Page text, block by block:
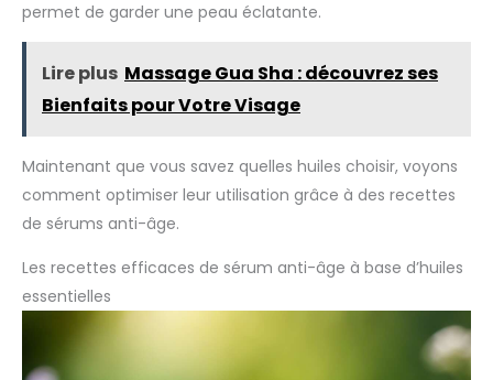
permet de garder une peau éclatante.
Lire plus Massage Gua Sha : découvrez ses
Bienfaits pour Votre Visage
Maintenant que vous savez quelles huiles choisir, voyons
comment optimiser leur utilisation grâce à des recettes
de sérums anti-âge.
Les recettes efficaces de sérum anti-âge à base d’huiles
essentielles